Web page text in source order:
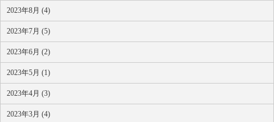
2023年8月 (4)
2023年7月 (5)
2023年6月 (2)
2023年5月 (1)
2023年4月 (3)
2023年3月 (4)